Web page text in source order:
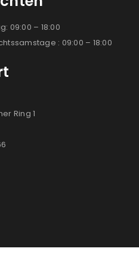
09:00 – 18:00
: 09:00 – 18:00
Ring 1